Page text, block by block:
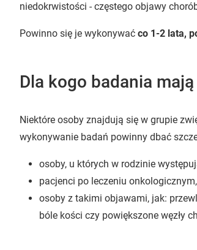
niedokrwistości - częstego objawy
Powinno się je wykonywać co 1-2 lata,
Dla kogo badania
Niektóre osoby znajdują się w grupie
wykonywanie badań powinny dbać
osoby, u których w rodzinie
pacjenci po leczeniu onkologicznym,
osoby z takimi objawami, jak:
bóle kości czy powiększone węzły